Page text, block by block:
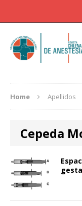
Home Apellidos
Cepeda